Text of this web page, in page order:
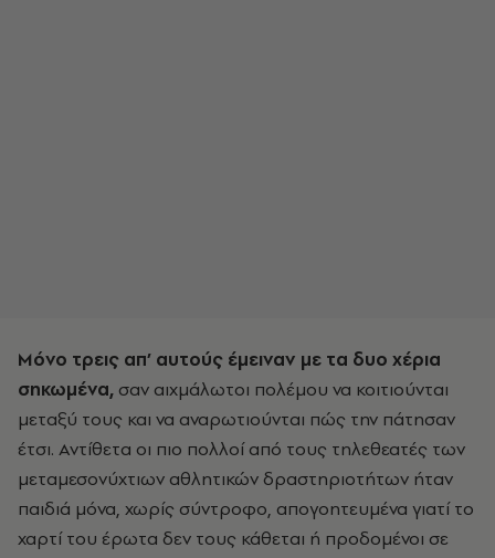
Μόνο τρεις απ’ αυτούς έμειναν με τα δυο χέρια
σηκωμένα, σαν αιχμάλωτοι πολέμου να κοιτιούνται
μεταξύ τους και να αναρωτιούνται πώς την πάτησαν
έτσι. Αντίθετα οι πιο πολλοί από τους τηλεθεατές των
μεταμεσονύχτιων αθλητικών δραστηριοτήτων ήταν
παιδιά μόνα, χωρίς σύντροφο, απογοητευμένα γιατί το
χαρτί του έρωτα δεν τους κάθεται ή προδομένοι σε